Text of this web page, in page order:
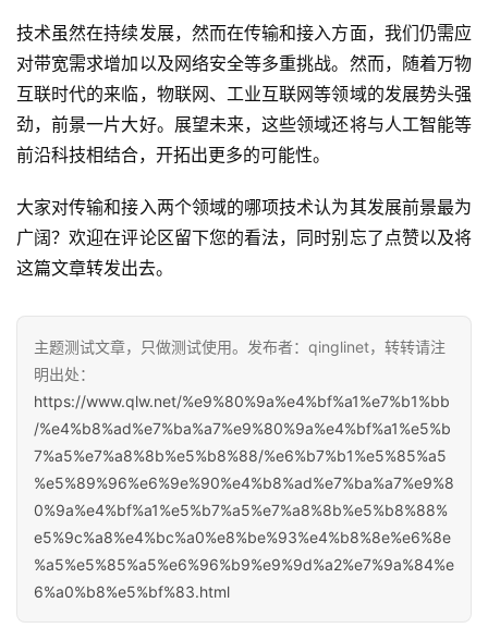
技术虽然在持续发展，然而在传输和接入方面，我们仍需应
对带宽需求增加以及网络安全等多重挑战。然而，随着万物
互联时代的来临，物联网、工业互联网等领域的发展势头强
劲，前景一片大好。展望未来，这些领域还将与人工智能等
前沿科技相结合，开拓出更多的可能性。
大家对传输和接入两个领域的哪项技术认为其发展前景最为
广阔？欢迎在评论区留下您的看法，同时别忘了点赞以及将
这篇文章转发出去。
主题测试文章，只做测试使用。发布者：qinglinet，转转请注
明出处：
https://www.qlw.net/%e9%80%9a%e4%bf%a1%e7%b1%bb
/%e4%b8%ad%e7%ba%a7%e9%80%9a%e4%bf%a1%e5%b
7%a5%e7%a8%8b%e5%b8%88/%e6%b7%b1%e5%85%a5
%e5%89%96%e6%9e%90%e4%b8%ad%e7%ba%a7%e9%8
0%9a%e4%bf%a1%e5%b7%a5%e7%a8%8b%e5%b8%88%
e5%9c%a8%e4%bc%a0%e8%be%93%e4%b8%8e%e6%8e
%a5%e5%85%a5%e6%96%b9%e9%9d%a2%e7%9a%84%e
6%a0%b8%e5%bf%83.html